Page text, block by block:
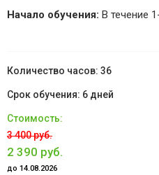
Начало обучения: В течение
36
6 дней
3 400 руб.
2 390 руб.
до 14.08.2026